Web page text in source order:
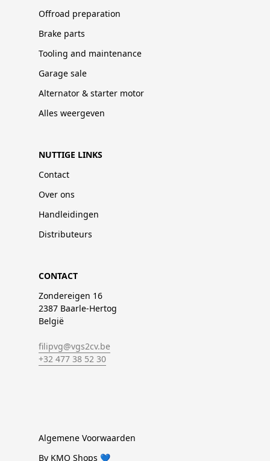
Offroad preparation
Brake parts
Tooling and maintenance
Garage sale
Alternator & starter motor
Alles weergeven
NUTTIGE LINKS
Contact
Over ons
Handleidingen
Distributeurs
CONTACT
Zondereigen 16
2387 Baarle-Hertog
België
filipvg@vgs2cv.be
+32 477 38 52 30
Algemene Voorwaarden
By KMO Shops 💙